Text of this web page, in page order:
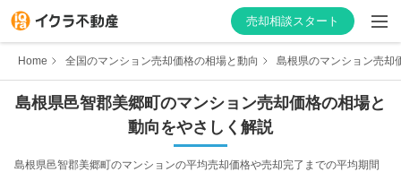
売却相談スタート
はじめての方へ
Home 全国のマンション売却価格の相場と動向 島根県のマンション売却
島根県邑智郡美郷町 のマンション売却価格の相場と
動向をやさしく解説
島根県邑智郡美郷町のマンションの平均売却価格や売却完了までの平均期間